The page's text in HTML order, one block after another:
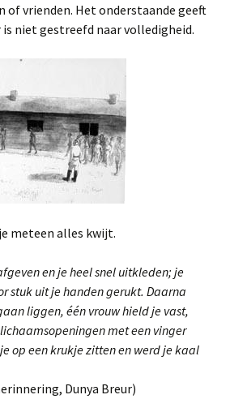
vrienden. Het onderstaande geeft
is niet gestreefd naar volledigheid.
meteen alles kwijt.
en je heel snel uitkleden; je
stuk uit je handen gerukt. Daarna
liggen, één vrouw hield je vast,
met een vinger
op een krukje zitten en werd je kaal
Dunya Breur)